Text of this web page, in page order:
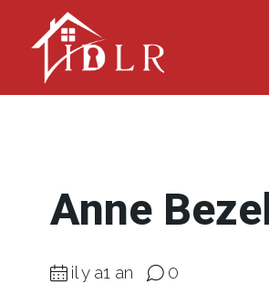
Anne
il y a1 an 0